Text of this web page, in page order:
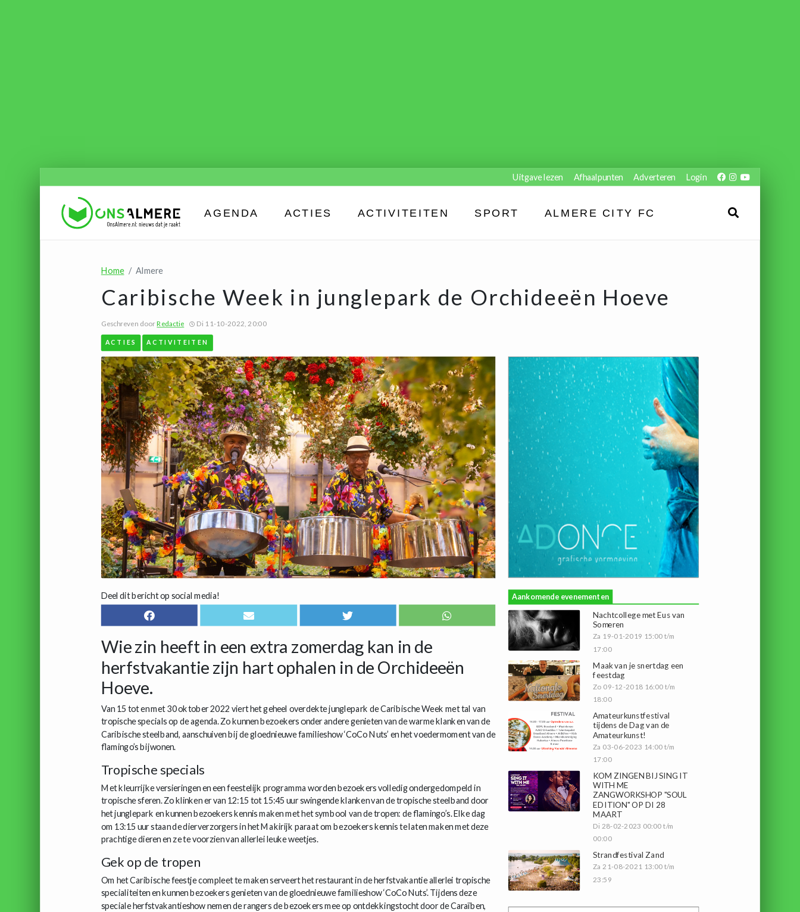
Uitgave lezen Afhaalpunten Adverteren Login
AGENDA ACTIES ACTIVITEITEN SPORT ALMERE CITY FC
Home Almere
Caribische Week in junglepark de Orchideeën Hoeve
Geschreven doorRedactie Di 11-10-2022, 20:00
ACTIES ACTIVITEITEN
Deel dit bericht op social media!
Wie zin heeft in een extra zomerdag kan in de
herfstvakantie zijn hart ophalen in de Orchideeën
Hoeve.
Van 15 tot en met 30 oktober 2022 viert het geheel overdekte junglepark de Caribische Week met tal van
tropische specials op de agenda. Zo kunnen bezoekers onder andere genieten van de warme klanken van de
Caribische steelband, aanschuiven bij de gloednieuwe familieshow ‘CoCo Nuts’ en het voedermoment van de
flamingo’s bijwonen.
Tropische specials
Met kleurrijke versieringen en een feestelijk programma worden bezoekers volledig ondergedompeld in
tropische sferen. Zo klinken er van 12:15 tot 15:45 uur swingende klanken van de tropische steelband door
het junglepark en kunnen bezoekers kennis maken met het symbool van de tropen: de flamingo’s. Elke dag
om 13:15 uur staan de dierverzorgers in het Makirijk paraat om bezoekers kennis te laten maken met deze
prachtige dieren en ze te voorzien van allerlei leuke weetjes.
Gek op de tropen
Om het Caribische feestje compleet te maken serveert het restaurant in de herfstvakantie allerlei tropische
specialiteiten en kunnen bezoekers genieten van de gloednieuwe familieshow ‘CoCo Nuts’. Tijdens deze
speciale herfstvakantieshow nemen de rangers de bezoekers mee op ontdekkingstocht door de Caraïben,
Aankomende evenementen
Nachtcollege met Eus van
Someren
Za 19-01-2019 15:00 t/m
17:00
Maak van je snertdag een
feestdag
Zo 09-12-2018 16:00 t/m
18:00
Amateurkunstfestival
tijdens de Dag van de
Amateurkunst!
Za 03-06-2023 14:00 t/m
17:00
KOM ZINGEN BIJ SING IT
WITH ME
ZANGWORKSHOP "SOUL
EDITION" OP DI 28
MAART
Di 28-02-2023 00:00 t/m
00:00
Strandfestival Zand
Za 21-08-2021 13:00 t/m
23:59